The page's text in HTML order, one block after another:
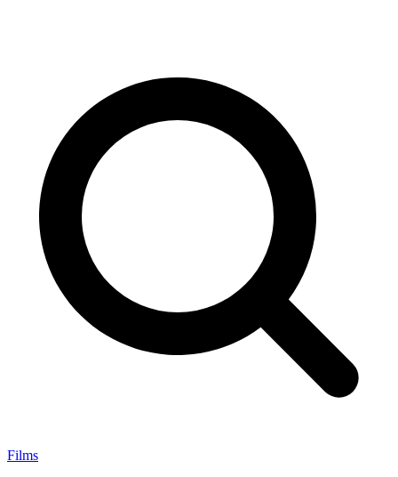
Films